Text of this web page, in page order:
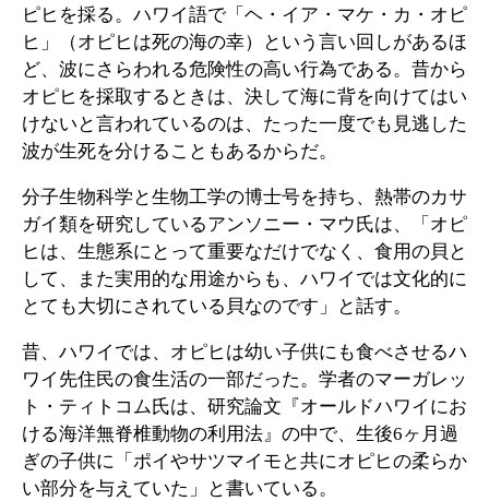
ピヒを採る。ハワイ語で「ヘ・イア・マケ・カ・オピ
ヒ」（オピヒは死の海の幸）という言い回しがあるほ
ど、波にさらわれる危険性の高い行為である。昔から
オピヒを採取するときは、決して海に背を向けてはい
けないと言われているのは、たった一度でも見逃した
波が生死を分けることもあるからだ。
分子生物科学と生物工学の博士号を持ち、熱帯のカサ
ガイ類を研究しているアンソニー・マウ氏は、「オピ
ヒは、生態系にとって重要なだけでなく、食用の貝と
して、また実用的な用途からも、ハワイでは文化的に
とても大切にされている貝なのです」と話す。
昔、ハワイでは、オピヒは幼い子供にも食べさせるハ
ワイ先住民の食生活の一部だった。学者のマーガレッ
ト・ティトコム氏は、研究論文『オールドハワイにお
ける海洋無脊椎動物の利用法』の中で、生後6ヶ月過
ぎの子供に「ポイやサツマイモと共にオピヒの柔らか
い部分を与えていた」と書いている。